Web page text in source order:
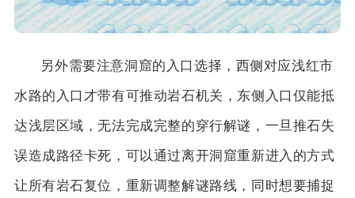
另外需要注意洞窟的入口选择，西侧对应浅红市
水路的入口才带有可推动岩石机关，东侧入口仅能抵
达浅层区域，无法完成完整的穿行解谜，一旦推石失
误造成路径卡死，可以通过离开洞窟重新进入的方式
让所有岩石复位，重新调整解谜路线，同时想要捕捉